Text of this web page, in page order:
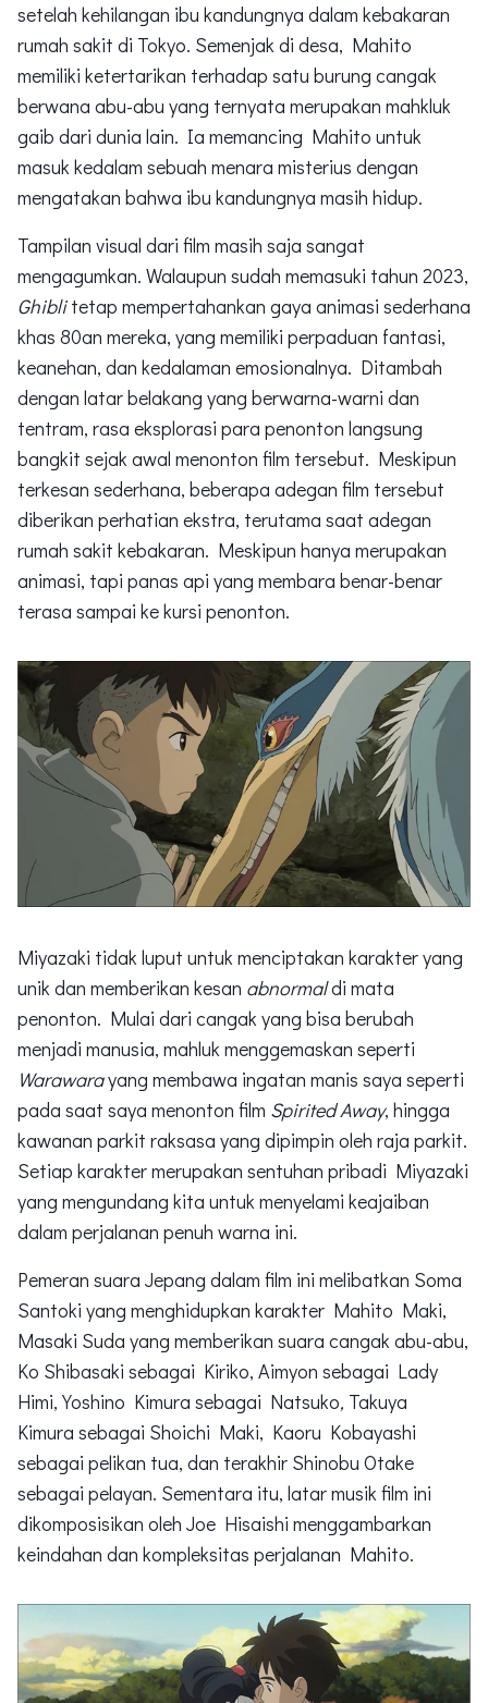
setelah kehilangan ibu kandungnya dalam kebakaran
rumah sakit di Tokyo. Semenjak di desa, Mahito
memiliki ketertarikan terhadap satu burung cangak
berwana abu-abu yang ternyata merupakan mahkluk
gaib dari dunia lain. Ia memancing Mahito untuk
masuk kedalam sebuah menara misterius dengan
mengatakan bahwa ibu kandungnya masih hidup.
Tampilan visual dari film masih saja sangat
mengagumkan. Walaupun sudah memasuki tahun 2023,
Ghiblitetap mempertahankan gaya animasi sederhana
khas 80an mereka, yang memiliki perpaduan fantasi,
keanehan, dan kedalaman emosionalnya. Ditambah
dengan latar belakang yang berwarna-warni dan
tentram, rasa eksplorasi para penonton langsung
bangkit sejak awal menonton film tersebut. Meskipun
terkesan sederhana, beberapa adegan film tersebut
diberikan perhatian ekstra, terutama saat adegan
rumah sakit kebakaran. Meskipun hanya merupakan
animasi, tapi panas api yang membara benar-benar
terasa sampai ke kursi penonton.
Miyazaki tidak luput untuk menciptakan karakter yang
unik dan memberikan kesan abnormaldi mata
penonton. Mulai dari cangak yang bisa berubah
menjadi manusia, mahluk menggemaskan seperti
Warawarayang membawa ingatan manis saya seperti
pada saat saya menonton film Spirited Away, hingga
kawanan parkit raksasa yang dipimpin oleh raja parkit.
Setiap karakter merupakan sentuhan pribadi Miyazaki
yang mengundang kita untuk menyelami keajaiban
dalam perjalanan penuh warna ini.
Pemeran suara Jepang dalam film ini melibatkan Soma
Santoki yang menghidupkan karakter Mahito Maki,
Masaki Suda yang memberikan suara cangak abu-abu,
Ko Shibasaki sebagai Kiriko, Aimyon sebagai Lady
Himi, Yoshino Kimura sebagai Natsuko, Takuya
Kimura sebagai Shoichi Maki, Kaoru Kobayashi
sebagai pelikan tua, dan terakhir Shinobu Otake
sebagai pelayan. Sementara itu, latar musik film ini
dikomposisikan oleh Joe Hisaishi menggambarkan
keindahan dan kompleksitas perjalanan Mahito.